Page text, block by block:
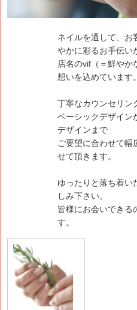
ネイルを通して、お
やかに彩るお手伝い
店名のvif（＝鮮やか
想いを込めています。
丁寧なカウンセリン
ベーシックデザイン
デザインまで
ご要望に合わせて幅
せて頂きます。
ゆったりと落ち着い
しみ下さい。
皆様にお会いできる
す。